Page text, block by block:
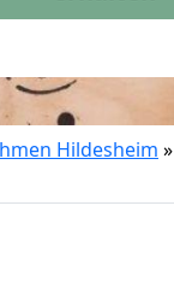
Hildesheim »